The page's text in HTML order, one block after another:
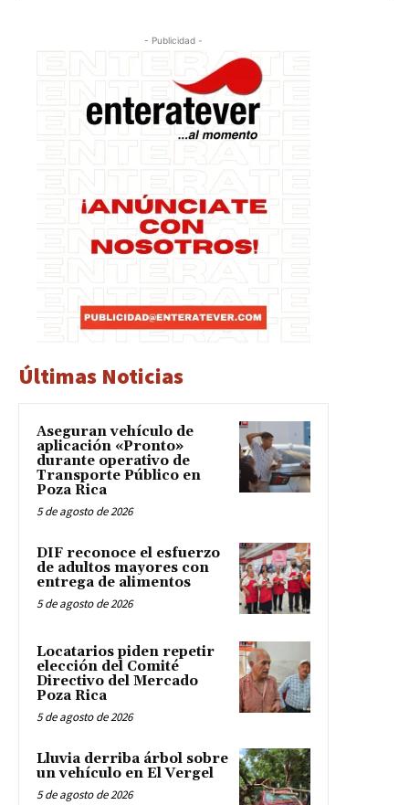
- Publicidad -
Últimas Noticias
Aseguran vehículo de
aplicación «Pronto»
durante operativo de
Transporte Público en
Poza Rica
5 de agosto de 2026
DIF reconoce el esfuerzo
de adultos mayores con
entrega de alimentos
5 de agosto de 2026
Locatarios piden repetir
elección del Comité
Directivo del Mercado
Poza Rica
5 de agosto de 2026
Lluvia derriba árbol sobre
un vehículo en El Vergel
5 de agosto de 2026